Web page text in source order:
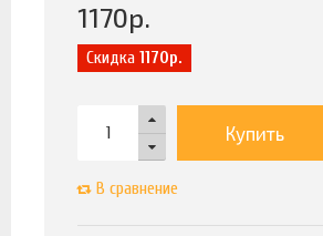
1170р.
Скидка 1170р.
Купить
В сравнение